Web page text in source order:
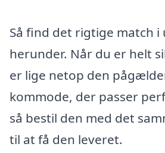
Så find det rigtige match i
herunder. Når du er helt
er lige netop den
kommode, der passer
så bestil den med det
til at få den leveret.